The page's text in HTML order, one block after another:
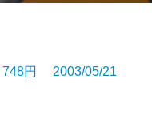
円 2003/05/21